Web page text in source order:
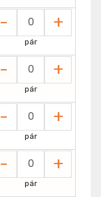
- +
pár
- +
pár
- +
pár
- +
pár